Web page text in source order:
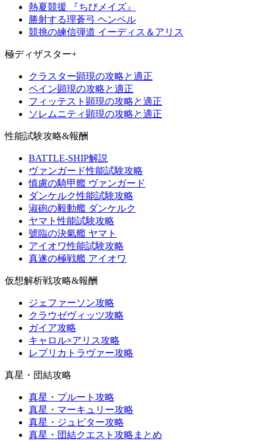
熱夏競援 『ちびメイズ』
勝射する理蒼弓 ヘンペル
競挑の練信弾道 イーディス＆アリス
極ディザスター+
クラスター顕現の攻略と適正
ペイン顕現の攻略と適正
フィッテスト顕現の攻略と適正
ソレムニティ顕現の攻略と適正
性能試験攻略&報酬
BATTLE-SHIP解説
ヴァンガード性能試験攻略
慎慮の騎甲艦 ヴァンガード
ダンケルク性能試験攻略
淑砲の毅動艦 ダンケルク
ヤマト性能試験攻略
號臨の決氣艦 ヤマト
アイオワ性能試験攻略
真遂の極戦艦 アイオワ
仮想解析戦攻略&報酬
ジェファーソン攻略
クラウゼヴィッツ攻略
ガイア攻略
キャロル×アリス攻略
レプリカトラヴァー攻略
真星・団結攻略
真星・プルート攻略
真星・マーキュリー攻略
真星・ジュピター攻略
真星・団結クエスト攻略まとめ